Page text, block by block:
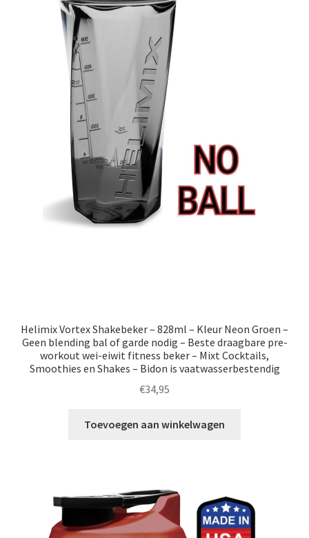
Helimix Vortex Shakebeker – 828ml – Kleur Neon Groen –
Geen blending bal of garde nodig – Beste draagbare pre-
workout wei-eiwit fitness beker – Mixt Cocktails,
Smoothies en Shakes – Bidon is vaatwasserbestendig
€34,95
Toevoegen aan winkelwagen